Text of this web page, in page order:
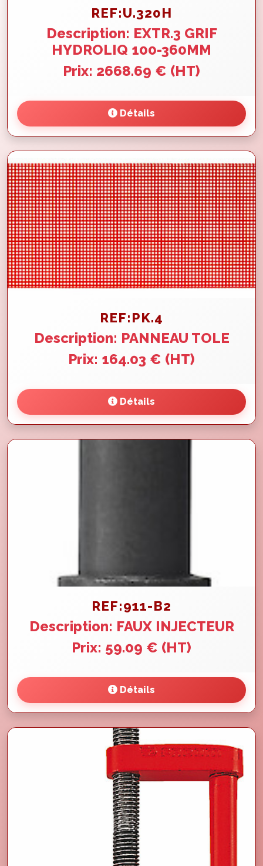
REF:U.320H
Description: EXTR.3 GRIF
HYDROLIQ 100-360MM
Prix: 2668.69 € (HT)
Détails
REF:PK.4
Description: PANNEAU TOLE
Prix: 164.03 € (HT)
Détails
REF:911-B2
Description: FAUX INJECTEUR
Prix: 59.09 € (HT)
Détails